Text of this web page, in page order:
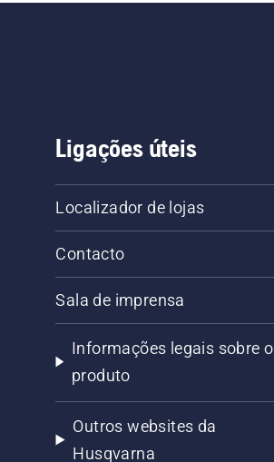
Ligações úteis
Localizador de lojas
Contacto
Sala de imprensa
Informações legais sobre o
produto
Outros websites da
Husqvarna